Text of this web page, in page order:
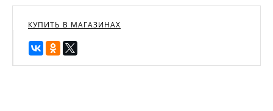
КУПИТЬ В МАГАЗИНАХ